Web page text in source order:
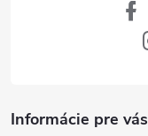
Informácie pre vás